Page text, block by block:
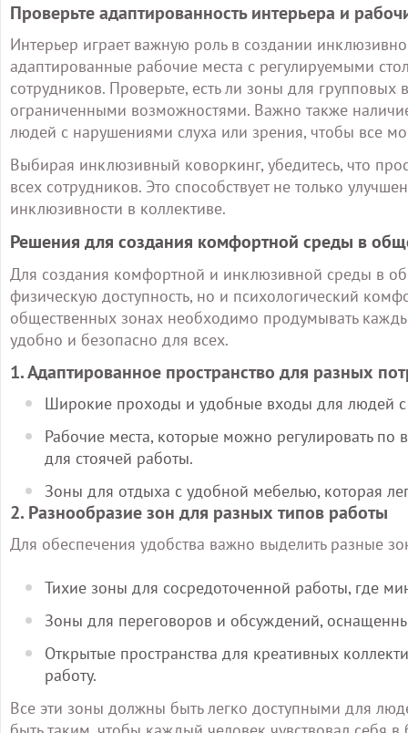
Проверьте адаптированность интерьера и
Интерьер играет важную роль в создании
адаптированные рабочие места с регулируемыми
сотрудников. Проверьте, есть ли зоны для
ограниченными возможностями. Важно также
людей с нарушениями слуха или зрения, чтобы все
Выбирая инклюзивный коворкинг, убедитесь, что
всех сотрудников. Это способствует не только
инклюзивности в коллективе.
Решения для создания комфортной среды в
Для создания комфортной и инклюзивной среды в
физическую доступность, но и психологический
общественных зонах необходимо продумывать
удобно и безопасно для всех.
1. Адаптированное пространство для разных
Широкие проходы и удобные входы для людей
Рабочие места, которые можно регулировать
для стоячей работы.
Зоны для отдыха с удобной мебелью, которая
2. Разнообразие зон для разных типов работы
Для обеспечения удобства важно выделить разные
Тихие зоны для сосредоточенной работы, где
Зоны для переговоров и обсуждений,
Открытые пространства для креативных
работу.
Все эти зоны должны быть легко доступными для